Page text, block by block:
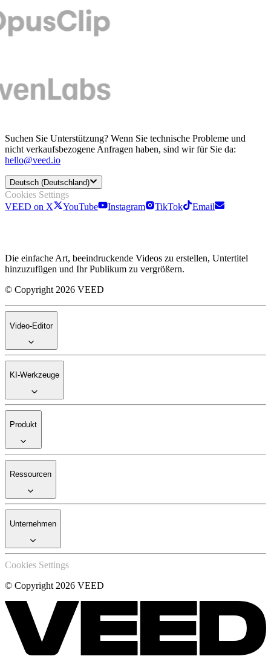
Suchen Sie Unterstützung? Wenn Sie technische Probleme und
nicht verkaufsbezogene Anfragen haben, sind wir für Sie da:
hello@veed.io
Deutsch (Deutschland)
Cookies Settings
VEED on X
YouTube Instagram TikTok Email
Die einfache Art, beeindruckende Videos zu erstellen, Untertitel
hinzuzufügen und Ihr Publikum zu vergrößern.
© Copyright 2026 VEED
Video-Editor
KI-Werkzeuge
Produkt
Ressourcen
Unternehmen
Cookies Settings
© Copyright 2026 VEED